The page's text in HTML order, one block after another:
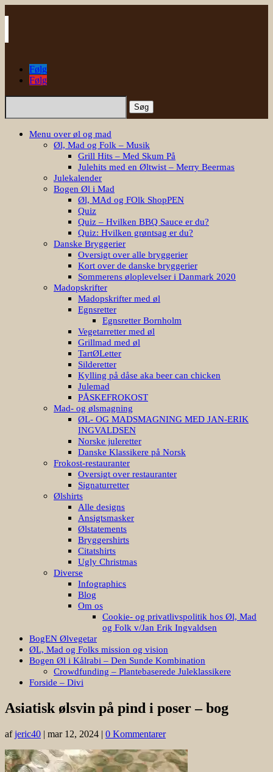
Følg
Følg
Søg
Menu over øl og mad
Øl, Mad og Folk – Musik
Grill Hits – Med Skum På
Julehits med en Øltwist – Merry Beermas
Julekalender
Bogen Øl i Mad
Øl, MAd og FOlk ShopPEN
Quiz
Quiz – Hvilken BBQ Sauce er du?
Quiz: Hvilken grøntsag er du?
Danske Bryggerier
Oversigt over alle bryggerier
Kort over de danske bryggerier
Sommerens øloplevelser i Danmark 2020
Madopskrifter
Madopskrifter med øl
Egnsretter
Egnsretter Bornholm
Vegetarretter med øl
Grillmad med øl
TartØLetter
Silderetter
Kylling på dåse aka beer can chicken
Julemad
PÅSKEFROKOST
Mad- og ølsmagning
ØL- OG MADSMAGNING MED JAN-ERIK
INGVALDSEN
Norske juleretter
Danske Klassikere på Norsk
Frokost-restauranter
Oversigt over restauranter
Signaturretter
Ølshirts
Alle designs
Ansigtsmasker
Ølstatements
Bryggershirts
Citatshirts
Ugly Christmas
Diverse
Infographics
Blog
Om os
Cookie- og privatlivspolitik hos Øl, Mad
og Folk v/Jan Erik Ingvaldsen
BogEN Ølvegetar
ØL, Mad og Folks mission og vision
Bogen Øl i Kålrabi – Den Sunde Kombination
Crowdfunding – Plantebaserede Juleklassikere
Forside – Divi
Asiatisk ølsvin på pind i poser – bog
afjeric40 | mar 12, 2024 | 0 Kommentarer